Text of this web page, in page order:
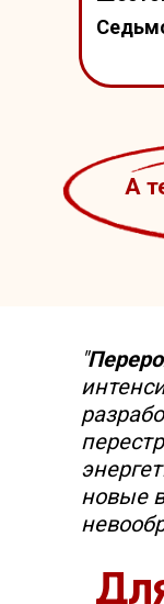
А
"
новые